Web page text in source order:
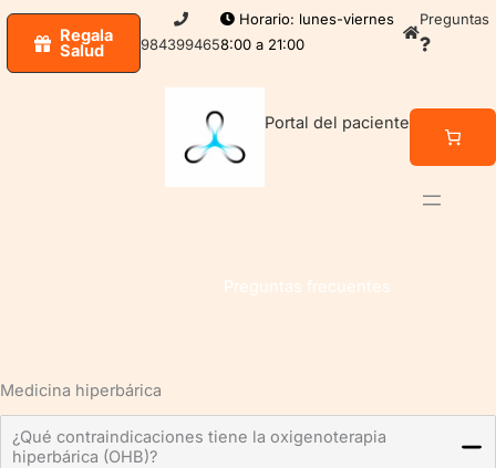
Ir
contenido
Regala
Salud 984399465
Horario: lunes-viernes
8:00 a 21:00
Preguntas
Portal del paciente
Preguntas frecuentes
Medicina hiperbárica
¿Qué contraindicaciones tiene la oxigenoterapia
hiperbárica (OHB)?